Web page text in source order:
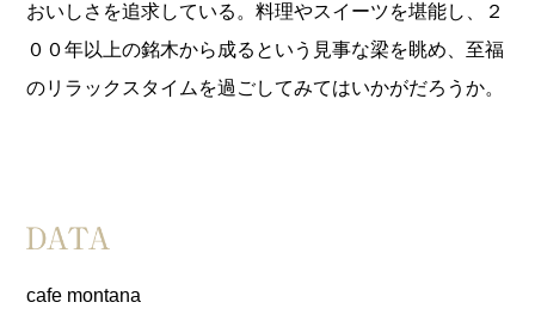
おいしさを追求している。料理やスイーツを堪能し、２
００年以上の銘木から成るという見事な梁を眺め、至福
のリラックスタイムを過ごしてみてはいかがだろうか。
cafe montana